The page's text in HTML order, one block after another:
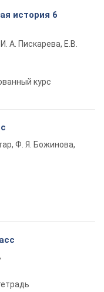
история 6
А. Пискарева, Е.В.
курс
Ф. Я. Божинова,